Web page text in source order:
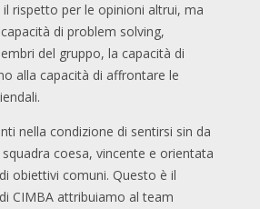
il rispetto per le opinioni altrui, ma
di problem solving,
del gruppo, la capacità di
alla capacità di affrontare le
nella condizione di sentirsi sin da
coesa, vincente e orientata
obiettivi comuni. Questo è il
CIMBA attribuiamo al team